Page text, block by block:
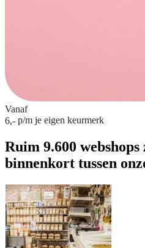
Vanaf
6,- p/m je eigen keurmerk
Ruim 9.600
binnenkort tussen